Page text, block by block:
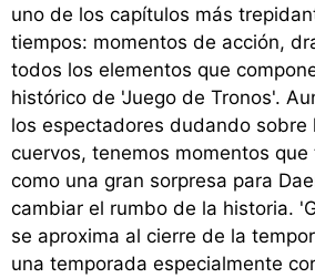
uno de los capítulos más
tiempos: momentos de acción,
todos los elementos que
histórico de 'Juego de Tronos'.
los espectadores dudando sobre
cuervos, tenemos momentos
como una gran sorpresa para
cambiar el rumbo de la historia.
se aproxima al cierre de la
una temporada especialmente